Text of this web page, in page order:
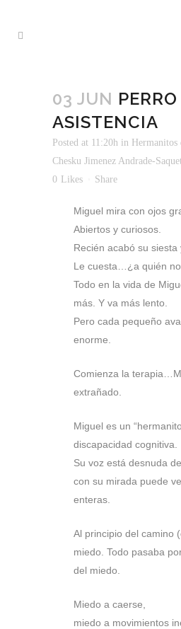
03 JUN
ASISTENCIA
Posted at 11:20h in
Chesku Jimenez Andrade-
0 Likes Share
Miguel mira con ojos
Abiertos y curiosos.
Recién acabó su siesta
Le cuesta…¿a quién
Todo en la vida de
más. Y va más lento.
Pero cada pequeño
enorme.
Comienza la
extrañado.
Miguel es un
discapacidad cognitiva.
Su voz está desnuda
con su mirada puede
enteras.
Al principio del camino
miedo. Todo pasaba
del miedo.
Miedo a caerse,
miedo a movimientos